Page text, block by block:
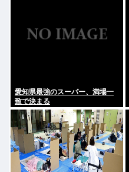
愛知県最強のスーパー、満場一
致で決まる